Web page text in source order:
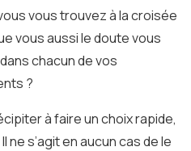
vous trouvez à la croisée
vous aussi le doute vous
chacun de vos
?
à faire un choix rapide,
ne s’agit en aucun cas de le